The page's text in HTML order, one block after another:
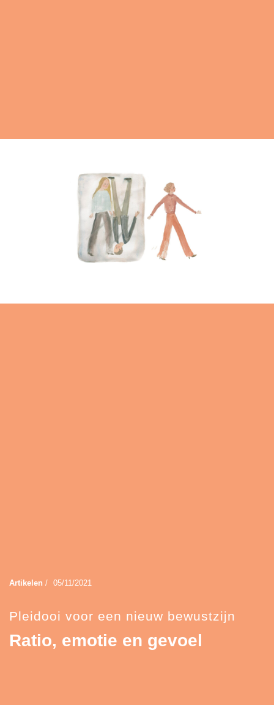
Artikelen / 05/11/2021
Pleidooi voor een nieuw bewustzijn
Ratio, emotie en gevoel